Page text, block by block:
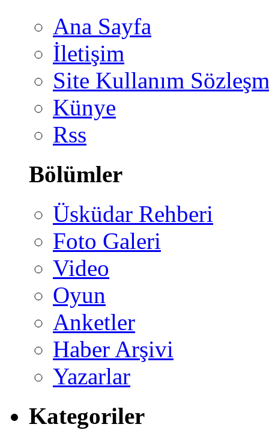
Ana Sayfa
İletişim
Site Kullanım
Künye
Rss
Bölümler
Üsküdar Rehberi
Foto Galeri
Video
Oyun
Anketler
Haber Arşivi
Yazarlar
Kategoriler